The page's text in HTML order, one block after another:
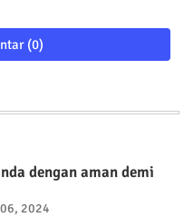
(0)
dengan aman demi
2024